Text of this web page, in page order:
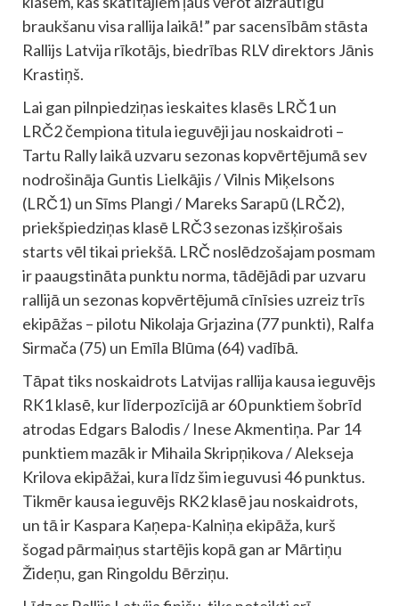
braukšanu visa rallija laikā!” par sacensībām stāsta
Rallijs Latvija rīkotājs, biedrības RLV direktors Jānis
Krastiņš.
Lai gan pilnpiedziņas ieskaites klasēs LRČ1 un
LRČ2 čempiona titula ieguvēji jau noskaidroti –
Tartu Rally laikā uzvaru sezonas kopvērtējumā sev
nodrošināja Guntis Lielkājis / Vilnis Miķelsons
(LRČ1) un Sīms Plangi / Mareks Sarapū (LRČ2),
priekšpiedziņas klasē LRČ3 sezonas izšķirošais
starts vēl tikai priekšā. LRČ noslēdzošajam posmam
ir paaugstināta punktu norma, tādējādi par uzvaru
rallijā un sezonas kopvērtējumā cīnīsies uzreiz trīs
ekipāžas – pilotu Nikolaja Grjazina (77 punkti), Ralfa
Sirmača (75) un Emīla Blūma (64) vadībā.
Tāpat tiks noskaidrots Latvijas rallija kausa ieguvējs
RK1 klasē, kur līderpozīcijā ar 60 punktiem šobrīd
atrodas Edgars Balodis / Inese Akmentiņa. Par 14
punktiem mazāk ir Mihaila Skripņikova / Alekseja
Krilova ekipāžai, kura līdz šim ieguvusi 46 punktus.
Tikmēr kausa ieguvējs RK2 klasē jau noskaidrots,
un tā ir Kaspara Kaņepa-Kalniņa ekipāža, kurš
šogad pārmaiņus startējis kopā gan ar Mārtiņu
Žideņu, gan Ringoldu Bērziņu.